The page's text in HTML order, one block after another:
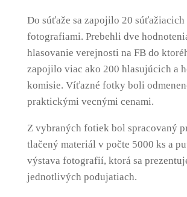
Do súťaže sa zapojilo 20
fotografiami. Prebehli dve
hlasovanie verejnosti na FB do
zapojilo viac ako 200 hlasujúcich a
komisie. Víťazné fotky boli
praktickými vecnými cenami.
Z vybraných fotiek bol spracovaný
tlačený materiál v počte 5000 ks a
výstava fotografií, ktorá sa
jednotlivých podujatiach.